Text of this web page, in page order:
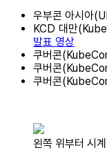
우부콘 아시아
KCD 대만
발표 영상
쿠버콘
쿠버콘
쿠버콘
왼쪽 위부터 시